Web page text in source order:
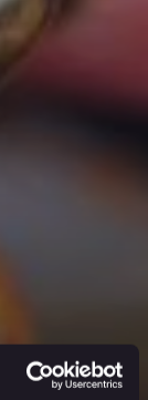
2023